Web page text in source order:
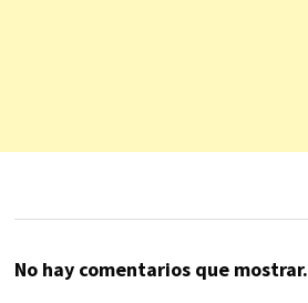
No hay comentarios que mostrar.